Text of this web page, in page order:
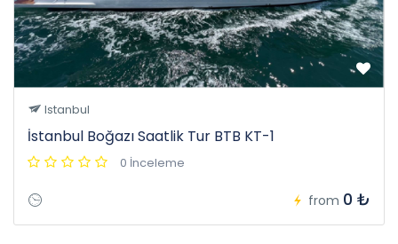
Istanbul
İstanbul Boğazı Saatlik Tur BTB KT-1
0 İnceleme
from 0 ₺